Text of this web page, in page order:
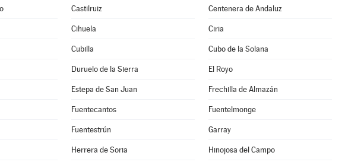
Castilruiz Centenera de Andaluz
Cihuela Ciria
Cubilla Cubo de la Solana
Duruelo de la Sierra El Royo
Estepa de San Juan Frechilla de Almazán
Fuentecantos Fuentelmonge
Fuentestrún Garray
Herrera de Soria Hinojosa del Campo